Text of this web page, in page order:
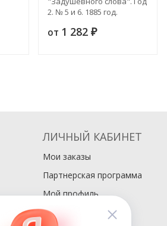
2. № 5 и 6. 1885 год.
иллюстрированный
от 1 282 ₽
ЛИЧНЫЙ КАБИНЕТ
Мои заказы
Партнерская программа
Мой профиль